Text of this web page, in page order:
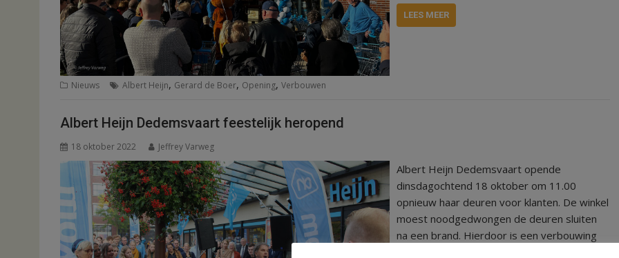
LEES MEER
Nieuws Albert Heijn, Gerard de Boer, Opening, Verbouwen
Albert Heijn Dedemsvaart feestelijk heropend
18 oktober 2022 Jeffrey Varweg
Albert Heijn Dedemsvaart opende
dinsdagochtend 18 oktober om 11.00
opnieuw haar deuren voor klanten. De winkel
moest noodgedwongen de deuren sluiten
na een brand. Hierdoor is een verbouwing